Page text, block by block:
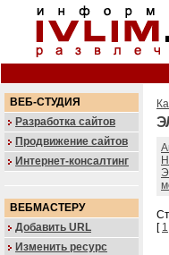
ВЕБ-СТУДИЯ
Разработка сайтов
Продвижение сайтов
Интернет-консалтинг
ВЕБМАСТЕРУ
Добавить URL
Изменить ресурс
[ 1